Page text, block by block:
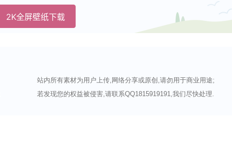
2K全屏壁纸下载
站内所有素材为用户上传,网络分享或原创,请勿用于商业用途;
若发现您的权益被侵害,请联系QQ1815919191,我们尽快处理.